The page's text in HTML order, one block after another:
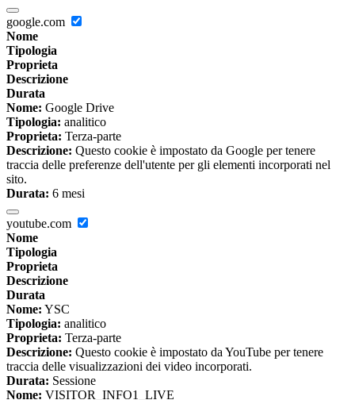
google.com
Nome
Tipologia
Proprieta
Descrizione
Durata
Nome: Google Drive
Tipologia: analitico
Proprieta: Terza-parte
Descrizione: Questo cookie è impostato da Google per tenere
traccia delle preferenze dell'utente per gli elementi incorporati nel
sito.
Durata: 6 mesi
youtube.com
Nome
Tipologia
Proprieta
Descrizione
Durata
Nome: YSC
Tipologia: analitico
Proprieta: Terza-parte
Descrizione: Questo cookie è impostato da YouTube per tenere
traccia delle visualizzazioni dei video incorporati.
Durata: Sessione
Nome: VISITOR_INFO1_LIVE